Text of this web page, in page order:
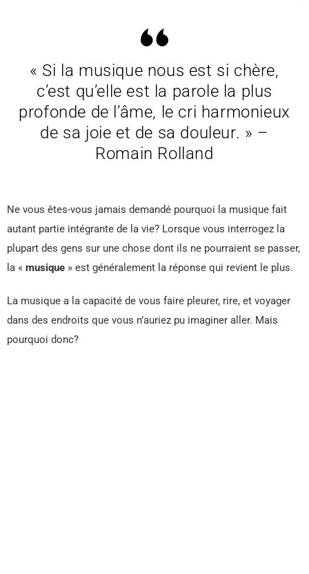
« Si la musique nous est si chère,
c’est qu’elle est la parole la plus
profonde de l’âme, le cri harmonieux
de sa joie et de sa douleur. » –
Romain Rolland
Ne vous êtes-vous jamais demandé pourquoi la musique fait
autant partie intégrante de la vie? Lorsque vous interrogez la
plupart des gens sur une chose dont ils ne pourraient se passer,
la « musique » est généralement la réponse qui revient le plus.
La musique a la capacité de vous faire pleurer, rire, et voyager
dans des endroits que vous n’auriez pu imaginer aller. Mais
pourquoi donc?